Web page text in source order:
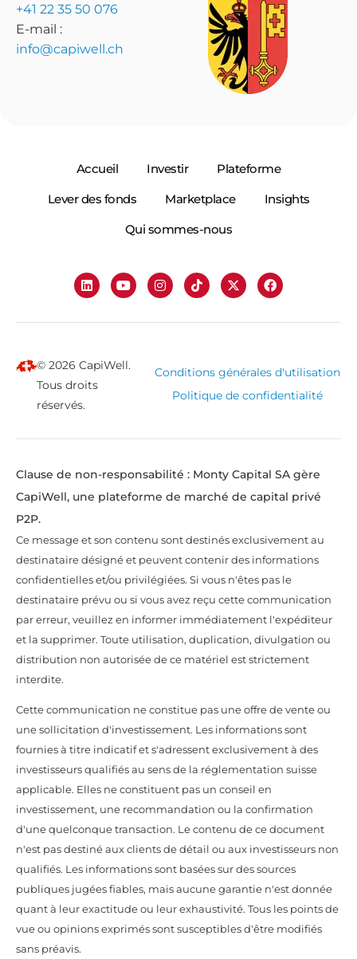
+41 22 35 50 076
E-mail :
info@capiwell.ch
Accueil Investir
Plateforme
Lever des fonds
Marketplace
Insights
Qui sommes-nous
© 2026 CapiWell.
Tous droits
réservés.
Conditions générales d'utilisation
Politique de confidentialité
Clause de non-responsabilité : Monty Capital SA gère
CapiWell, une plateforme de marché de capital privé
P2P.
Ce message et son contenu sont destinés exclusivement au
destinataire désigné et peuvent contenir des informations
confidentielles et/ou privilégiées. Si vous n'êtes pas le
destinataire prévu ou si vous avez reçu cette communication
par erreur, veuillez en informer immédiatement l'expéditeur
et la supprimer. Toute utilisation, duplication, divulgation ou
distribution non autorisée de ce matériel est strictement
interdite.
Cette communication ne constitue pas une offre de vente ou
une sollicitation d'investissement. Les informations sont
fournies à titre indicatif et s'adressent exclusivement à des
investisseurs qualifiés au sens de la réglementation suisse
applicable. Elles ne constituent pas un conseil en
investissement, une recommandation ou la confirmation
d'une quelconque transaction. Le contenu de ce document
n'est pas destiné aux clients de détail ou aux investisseurs non
qualifiés. Les informations sont basées sur des sources
publiques jugées fiables, mais aucune garantie n'est donnée
quant à leur exactitude ou leur exhaustivité. Tous les points de
vue ou opinions exprimés sont susceptibles d'être modifiés
sans préavis.